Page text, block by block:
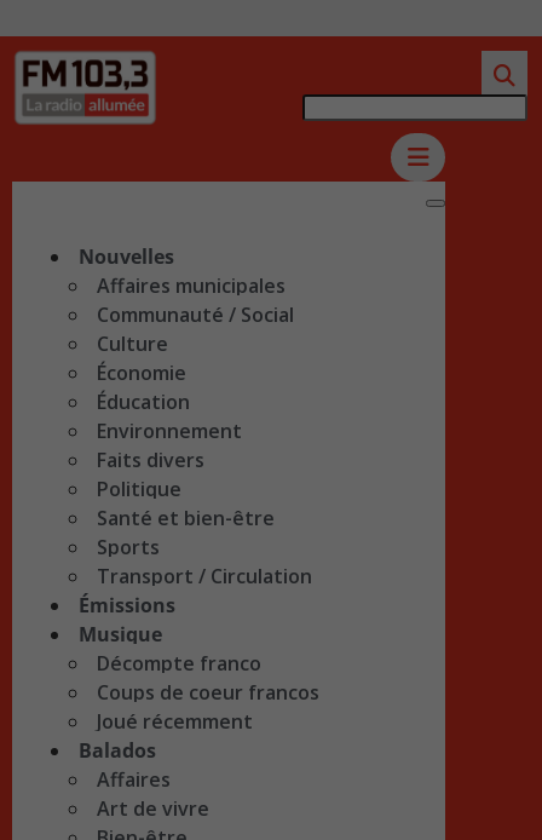
Nouvelles
Affaires municipales
Communauté / Social
Culture
Économie
Éducation
Environnement
Faits divers
Politique
Santé et bien-être
Sports
Transport / Circulation
Émissions
Musique
Décompte franco
Coups de coeur francos
Joué récemment
Balados
Affaires
Art de vivre